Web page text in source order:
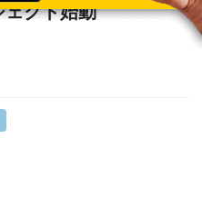
クト始動